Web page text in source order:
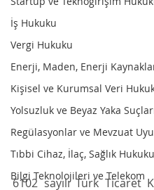
İş Hukuku
Vergi Hukuku
Enerji, Maden, Enerji
Kişisel ve Kurumsal Veri
Yolsuzluk ve Beyaz Yaka
Regülasyonlar ve Mevzuat
Tıbbi Cihaz, İlaç, Sağlık Hukuku
Bilgi Teknolojileri ve Telekom